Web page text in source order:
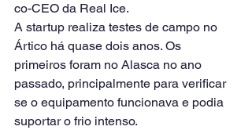
co-CEO da Real Ice.
A startup realiza testes de campo no
Ártico há quase dois anos. Os
primeiros foram no Alasca no ano
passado, principalmente para verificar
se o equipamento funcionava e podia
suportar o frio intenso.